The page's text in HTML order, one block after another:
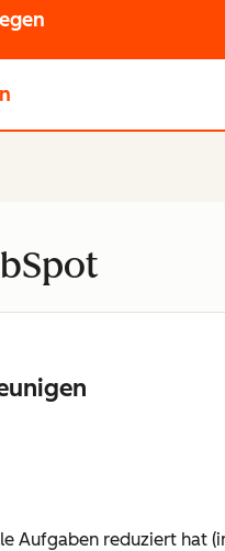
Aufgaben reduziert hat